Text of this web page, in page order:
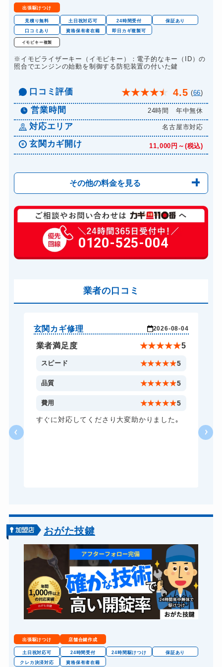
ドアノブカギ作成 8,800円～(税込)
ドアノブカギ交換 11,000円～(税込)
出張駆けつけ
見積り無料 土日祝対応可 24時間受付
保証あり
口コミあり
資格保有者在籍 即日カギ複製可
イモビキー複製
※イモビライザーキー（イモビキー）：電子的なキー（ID）の
照合でエンジンの始動を制御する防犯装置の付いた鍵
口コミ評価 ★★★★★ 4.5 (66)
営業時間 24時間 年中無休
対応エリア 名古屋市対応
玄関カギ開け 11,000円～(税込)
その他の料金を見る
玄関カギ修理 6,600円～(税込)
玄関カギ作成 14,300円～(税込)
玄関カギ交換 14,300円～(税込)
バイクカギ開け
スーツケースカギ開け 8,800円～(税込)
スーツケースカギ作成 8,800円～(税込)
金庫カギ開け 14,300円～(税込)
金庫カギ修理 11,000円～(税込)
8,800円～(税込)
10,780円～(税込)
0120-525-004
業者の口コミ
玄関カギ修理 2026-08-04
業者満足度 ★★★★★5
スピード ★★★★★5
品質 ★★★★★5
費用 ★★★★★5
すぐに対応してくださり大変助かりました｡
おがた技鍵
出張駆けつけ 店舗合鍵作成
土日祝対応可 24時間受付 24時間駆けつけ
保証あり
クレカ決済対応
資格保有者在籍